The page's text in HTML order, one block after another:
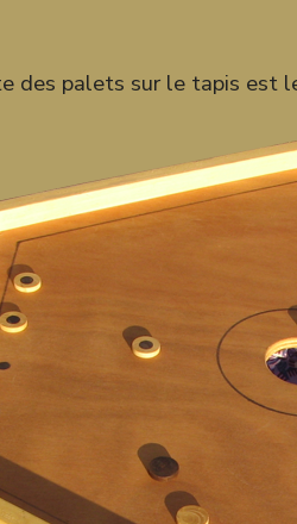
des palets sur le tapis est